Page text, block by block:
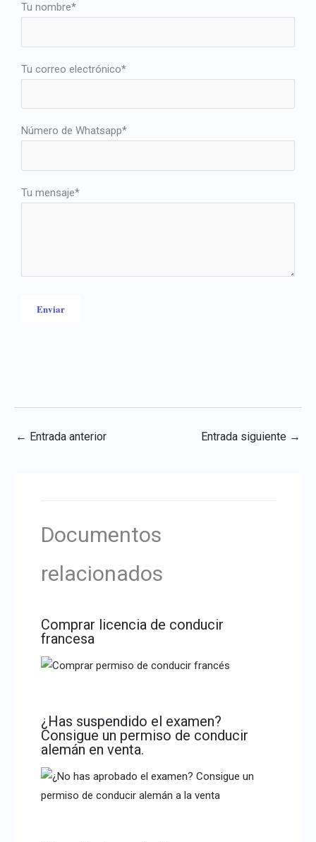
Tu nombre*
Tu correo electrónico*
Número de Whatsapp*
Tu mensaje*
← Entrada anterior Entrada siguiente →
Documentos
relacionados
Comprar licencia de conducir
francesa
¿Has suspendido el examen?
Consigue un permiso de conducir
alemán en venta.